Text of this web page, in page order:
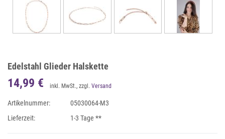
Edelstahl Glieder Halskette
14,99 € inkl. MwSt., zzgl. Versand
Artikelnummer:
05030064-M3
Lieferzeit:
1-3 Tage **